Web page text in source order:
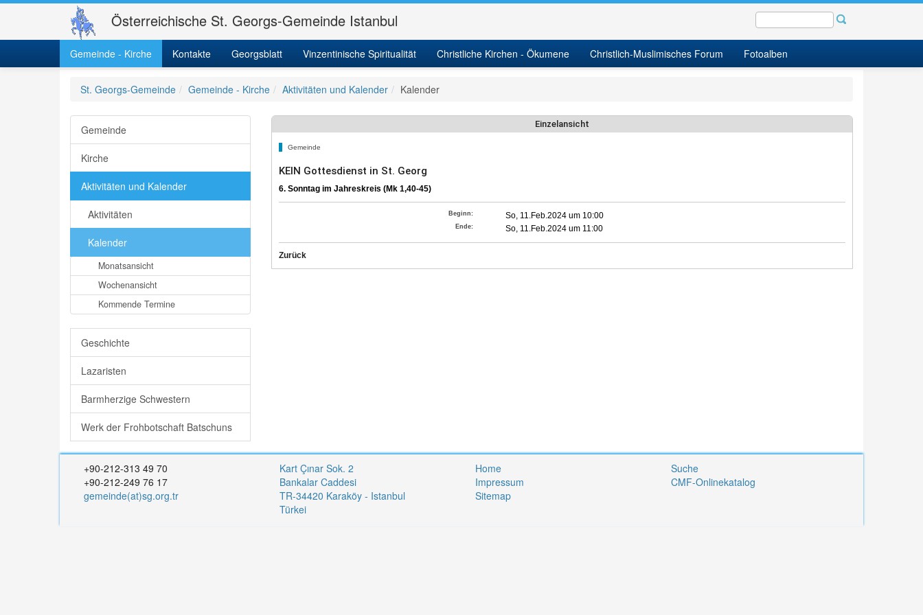
Österreichische St. Georgs-Gemeinde Istanbul
Gemeinde - Kirche Kontakte Georgsblatt Vinzentinische Spiritualität Christliche Kirchen - Ökumene Christlich-Muslimisches Forum Fotoalben
St. Georgs-Gemeinde Gemeinde - Kirche Aktivitäten und Kalender Kalender
Gemeinde
Kirche
Aktivitäten und Kalender
Aktivitäten
Kalender
Monatsansicht
Wochenansicht
Kommende Termine
Geschichte
Lazaristen
Barmherzige Schwestern
Werk der Frohbotschaft Batschuns
Einzelansicht
Gemeinde
KEIN Gottesdienst in St. Georg
6. Sonntag im Jahreskreis (Mk 1,40-45)
Beginn: So, 11.Feb.2024 um 10:00
Ende: So, 11.Feb.2024 um 11:00
Zurück
+90-212-313 49 70
+90-212-249 76 17
gemeinde(at)sg.org.tr
Kart Çınar Sok. 2
Bankalar Caddesi
TR-34420 Karaköy - Istanbul
Türkei
Home
Impressum
Sitemap
Suche
CMF-Onlinekatalog